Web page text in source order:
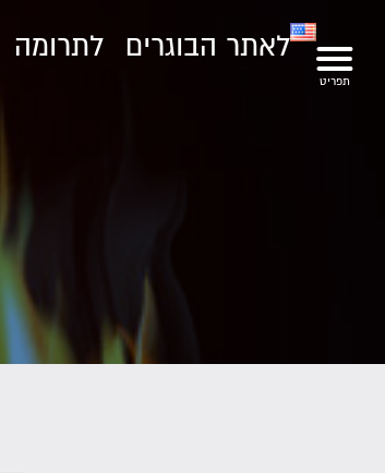
לאתר הבוגרים לתרומה